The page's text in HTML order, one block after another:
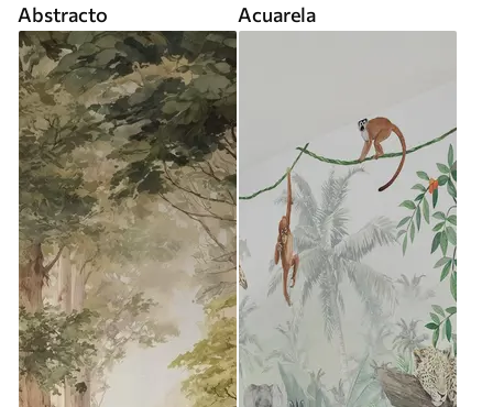
Abstracto Acuarela